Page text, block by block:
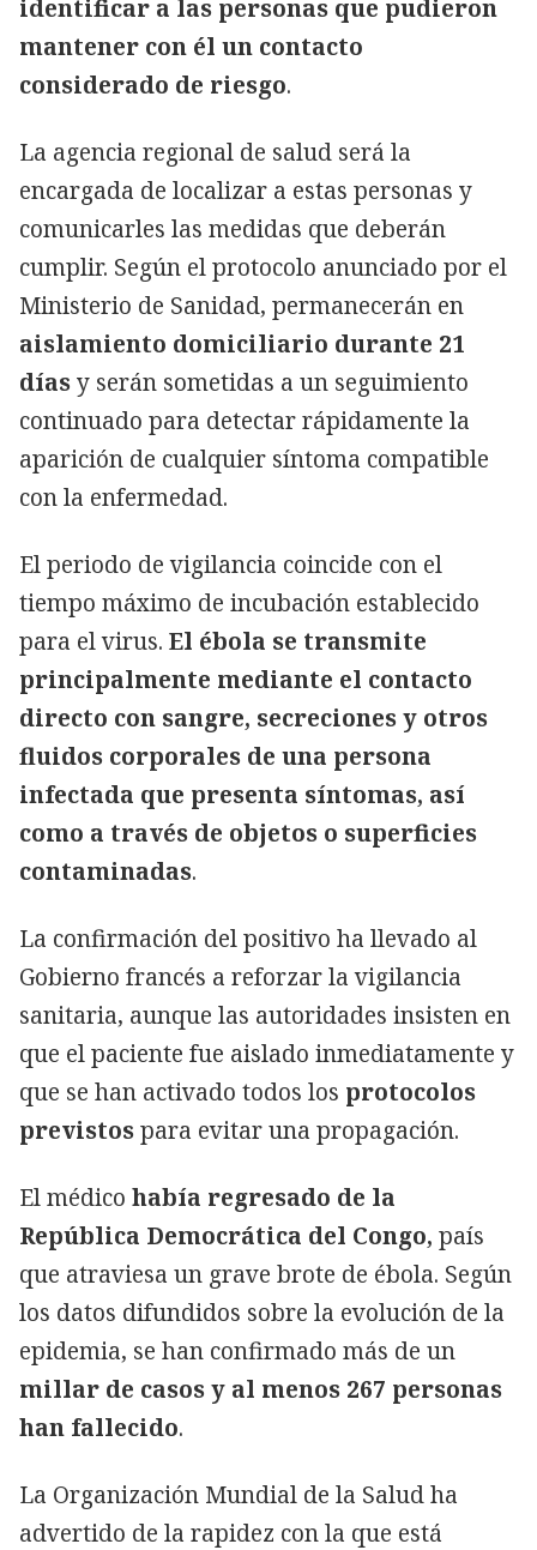
identificar a las personas que pudieron
mantener con él un contacto
considerado de riesgo.
La agencia regional de salud será la
encargada de localizar a estas personas y
comunicarles las medidas que deberán
cumplir. Según el protocolo anunciado por el
Ministerio de Sanidad, permanecerán en
aislamiento domiciliario durante 21
díasy serán sometidas a un seguimiento
continuado para detectar rápidamente la
aparición de cualquier síntoma compatible
con la enfermedad.
El periodo de vigilancia coincide con el
tiempo máximo de incubación establecido
para el virus. El ébola se transmite
principalmente mediante el contacto
directo con sangre, secreciones y otros
fluidos corporales de una persona
infectada que presenta síntomas, así
como a través de objetos o superficies
contaminadas.
La confirmación del positivo ha llevado al
Gobierno francés a reforzar la vigilancia
sanitaria, aunque las autoridades insisten en
que el paciente fue aislado inmediatamente y
que se han activado todos los protocolos
previstospara evitar una propagación.
El médico había regresado de la
República Democrática del Congo, país
que atraviesa un grave brote de ébola. Según
los datos difundidos sobre la evolución de la
epidemia, se han confirmado más de un
millar de casos y al menos 267 personas
han fallecido.
La Organización Mundial de la Salud ha
advertido de la rapidez con la que está